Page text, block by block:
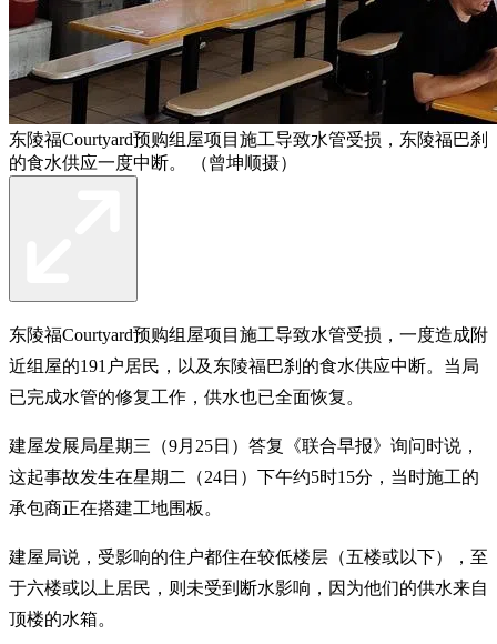
东陵福Courtyard预购组屋项目施工导致水管受损，东陵福巴刹
的食水供应一度中断。 （曾坤顺摄）
东陵福Courtyard预购组屋项目施工导致水管受损，一度造成附
近组屋的191户居民，以及东陵福巴刹的食水供应中断。当局
已完成水管的修复工作，供水也已全面恢复。
建屋发展局星期三（9月25日）答复《联合早报》询问时说，
这起事故发生在星期二（24日）下午约5时15分，当时施工的
承包商正在搭建工地围板。
建屋局说，受影响的住户都住在较低楼层（五楼或以下），至
于六楼或以上居民，则未受到断水影响，因为他们的供水来自
顶楼的水箱。